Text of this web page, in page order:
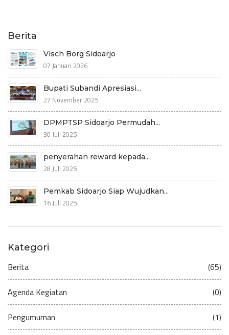
Berita
Visch Borg Sidoarjo
07 Januari 2026
Bupati Subandi Apresiasi...
27 November 2025
DPMPTSP Sidoarjo Permudah...
30 Juli 2025
penyerahan reward kepada...
28 Juli 2025
Pemkab Sidoarjo Siap Wujudkan...
16 Juli 2025
Kategori
Berita (65)
Agenda Kegiatan (0)
Pengumuman (1)